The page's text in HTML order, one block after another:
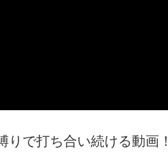
りで打ち合い続ける動画